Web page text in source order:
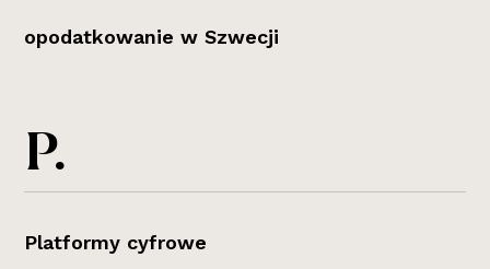
opodatkowanie w Szwecji
P.
Platformy cyfrowe